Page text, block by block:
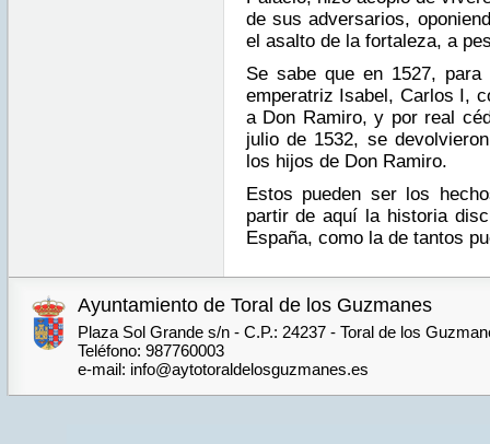
de sus adversarios,
el asalto de la fortaleza, a
Se sabe que en 1527,
emperatriz Isabel, Carlos I,
a Don Ramiro, y por real
julio de 1532, se
los hijos de Don Ramiro.
Estos pueden ser los
partir de aquí la historia
España, como la de tantos
Ayuntamiento de Toral de los Guzmanes
Plaza Sol Grande s/n - C.P.: 24237 - Toral de los
Teléfono: 987760003
e-mail: info@aytotoraldelosguzmanes.es